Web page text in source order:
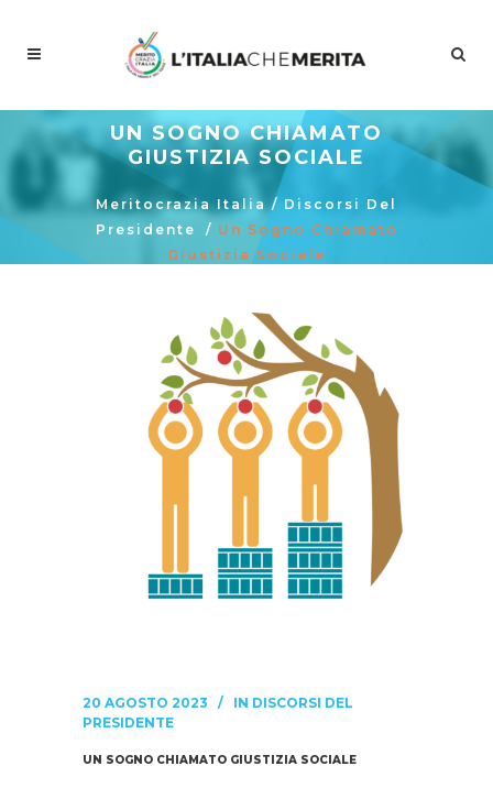
UN SOGNO CHIAMATO
GIUSTIZIA SOCIALE
Meritocrazia Italia / Discorsi Del
Presidente
/ Un Sogno Chiamato
Giustizia Sociale
20 AGOSTO 2023 IN DISCORSI DEL
PRESIDENTE
UN SOGNO CHIAMATO GIUSTIZIA SOCIALE